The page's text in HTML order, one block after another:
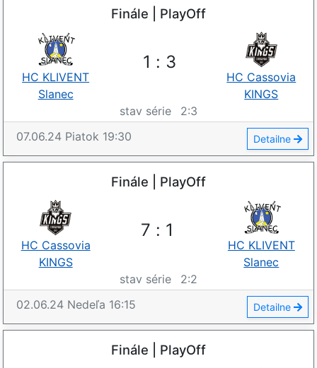
Finále | PlayOff
1 : 3
HC KLIVENT
Slanec
HC Cassovia
KINGS
stav série
2:3
07.06.24 Piatok 19:30 Detailne
Finále | PlayOff
7 : 1
HC Cassovia
KINGS
HC KLIVENT
Slanec
stav série
2:2
02.06.24 Nedeľa 16:15 Detailne
Finále | PlayOff